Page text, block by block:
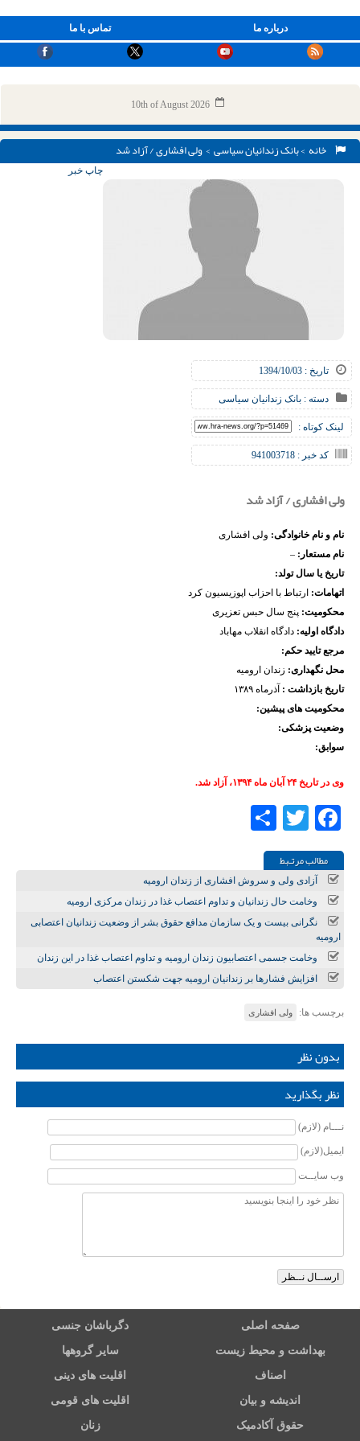
تماس با ما درباره ما
10th of August 2026
خانه >بانک زندانیان سیاسی> ولی افشاری / آزاد شد
تاریخ : 1394/10/03
دسته : بانک زندانیان سیاسی
لینک کوتاه :
کد خبر : 941003718
چاپ خبر
ولی افشاری / آزاد شد
نام و نام خانوادگی: ولی افشاری
نام مستعار: –
تاریخ یا سال تولد:
اتهامات: ارتباط با احزاب اپوزیسیون کرد
محکومیت: پنج سال حبس تعزیری
دادگاه اولیه: دادگاه انقلاب مهاباد
مرجع تایید حکم:
محل نگهداری: زندان ارومیه
تاریخ بازداشت : آذرماه ۱۳۸۹
محکومیت های پیشین:
وضعیت پزشکی:
سوابق:
وی در تاریخ ۲۴ آبان ماه ۱۳۹۴، آزاد شد.
Facebook
Twitter
مطالب مرتـبط
آزادی ولی و سروش افشاری از زندان ارومیه
وخامت حال زندانیان و تداوم اعتصاب غذا در زندان مرکزی ارومیه
نگرانی بیست و یک سازمان مدافع حقوق بشر از وضعیت زندانیان اعتصابی
ارومیه
وخامت جسمی اعتصابیون زندان ارومیه و تداوم اعتصاب غذا در این زندان
افزایش فشارها بر زندانیان ارومیه جهت شکستن اعتصاب
برچسب ها: ولی افشاری
بدون نظر
نظر بگذارید
نـــام (لازم)
ایمیل(لازم)
وب سایــت
صفحه اصلی دگرباشان جنسی
بهداشت و محیط زیست سایر گروهها
اصناف اقلیت های دینی
اندیشه و بیان اقلیت های قومی
حقوق آکادمیک زنان